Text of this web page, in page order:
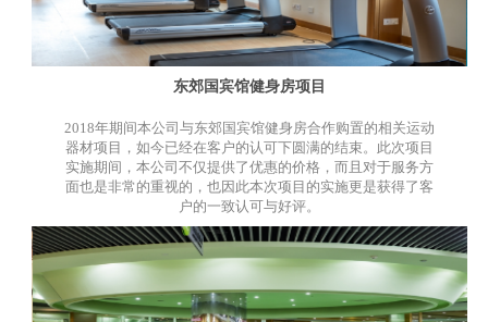
东郊国宾馆健身房项目
2018年期间本公司与东郊国宾馆健身房合作购置的相关运动
器材项目，如今已经在客户的认可下圆满的结束。此次项目
实施期间，本公司不仅提供了优惠的价格，而且对于服务方
面也是非常的重视的，也因此本次项目的实施更是获得了客
户的一致认可与好评。